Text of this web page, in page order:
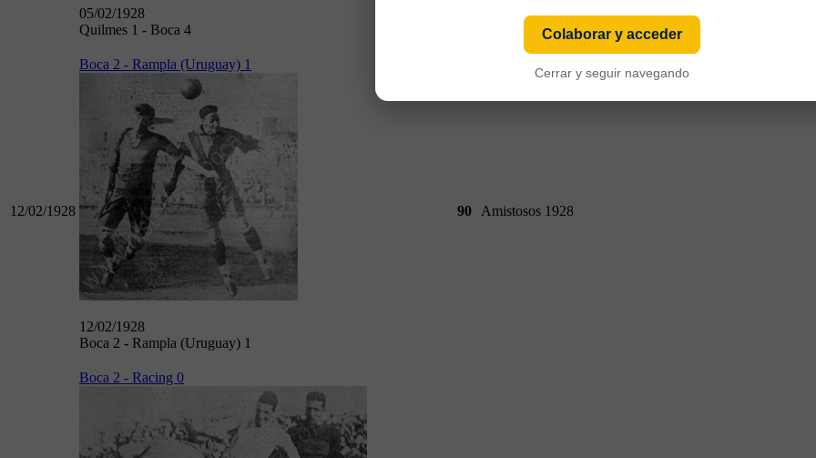
05/02/1928
Quilmes 1 - Boca 4
12/02/1928
Boca 2 - Rampla (Uruguay) 1
12/02/1928
Boca 2 - Rampla (Uruguay) 1
90 Amistosos 1928
Boca 2 - Racing 0
Colaborar y acceder
Cerrar y seguir navegando